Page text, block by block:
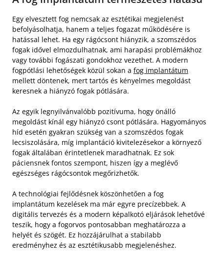
Egy elvesztett fog nemcsak az esztétikai megjelenést
befolyásolhatja, hanem a teljes fogazat működésére is
hatással lehet. Ha egy rágócsont hiányzik, a szomszédos
fogak idővel elmozdulhatnak, ami harapási problémákhoz
vagy további fogászati gondokhoz vezethet. A modern
fogpótlási lehetőségek közül sokan a fog implantátum
mellett döntenek, mert tartós és kényelmes megoldást
keresnek a hiányzó fogak pótlására.
Az egyik legnyilvánvalóbb pozitívuma, hogy önálló
megoldást kínál egy hiányzó csont pótlására. Hagyományos
híd esetén gyakran szükség van a szomszédos fogak
lecsiszolására, míg implantáció kivitelezésekor a környező
fogak általában érintetlenek maradhatnak. Ez sok
páciensnek fontos szempont, hiszen így a meglévő
egészséges rágócsontok megőrizhetők.
A technológiai fejlődésnek köszönhetően a fog
implantátum kezelések ma már egyre precízebbek. A
digitális tervezés és a modern képalkotó eljárások lehetővé
teszik, hogy a fogorvos pontosabban meghatározza a
helyét és szögét. Ez hozzájárulhat a stabilabb
eredményhez és az esztétikusabb megjelenéshez.